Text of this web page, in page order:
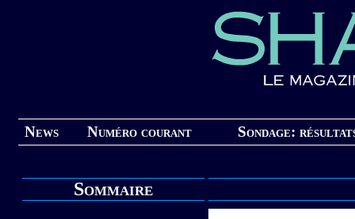
News Numéro courant Sondage:
Sommaire